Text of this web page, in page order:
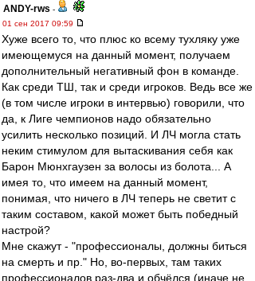
ANDY-rws -
01 сен 2017 09:59
Хуже всего то, что плюс ко всему тухляку уже
имеющемуся на данный момент, получаем
дополнительный негативный фон в команде.
Как среди ТШ, так и среди игроков. Ведь все же
(в том числе игроки в интервью) говорили, что
да, к Лиге чемпионов надо обязательно
усилить несколько позиций. И ЛЧ могла стать
неким стимулом для вытаскивания себя как
Барон Мюнхгаузен за волосы из болота... А
имея то, что имеем на данный момент,
понимая, что ничего в ЛЧ теперь не светит с
таким составом, какой может быть победный
настрой?
Мне скажут - "профессионалы, должны биться
на смерть и пр." Но, во-первых, там таких
профессионалов раз-два и обчёлся (иначе не